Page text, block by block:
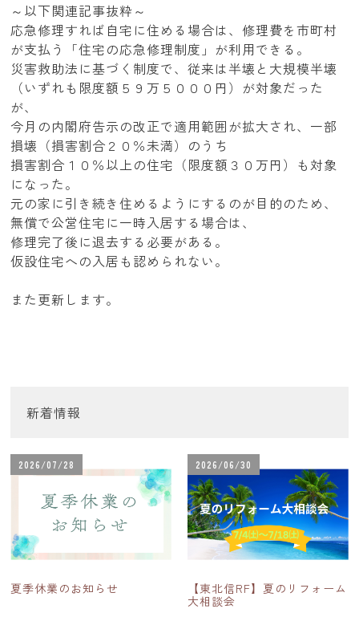
～以下関連記事抜粋～
応急修理すれば自宅に住める場合は、修理費を市町村
が支払う「住宅の応急修理制度」が利用できる。
災害救助法に基づく制度で、従来は半壊と大規模半壊
（いずれも限度額５９万５０００円）が対象だった
が、
今月の内閣府告示の改正で適用範囲が拡大され、一部
損壊（損害割合２０％未満）のうち
損害割合１０％以上の住宅（限度額３０万円）も対象
になった。
元の家に引き続き住めるようにするのが目的のため、
無償で公営住宅に一時入居する場合は、
修理完了後に退去する必要がある。
仮設住宅への入居も認められない。
また更新します。
新着情報
2026/07/28
夏季休業のお知らせ
2026/06/30
【東北信RF】夏のリフォーム
大相談会